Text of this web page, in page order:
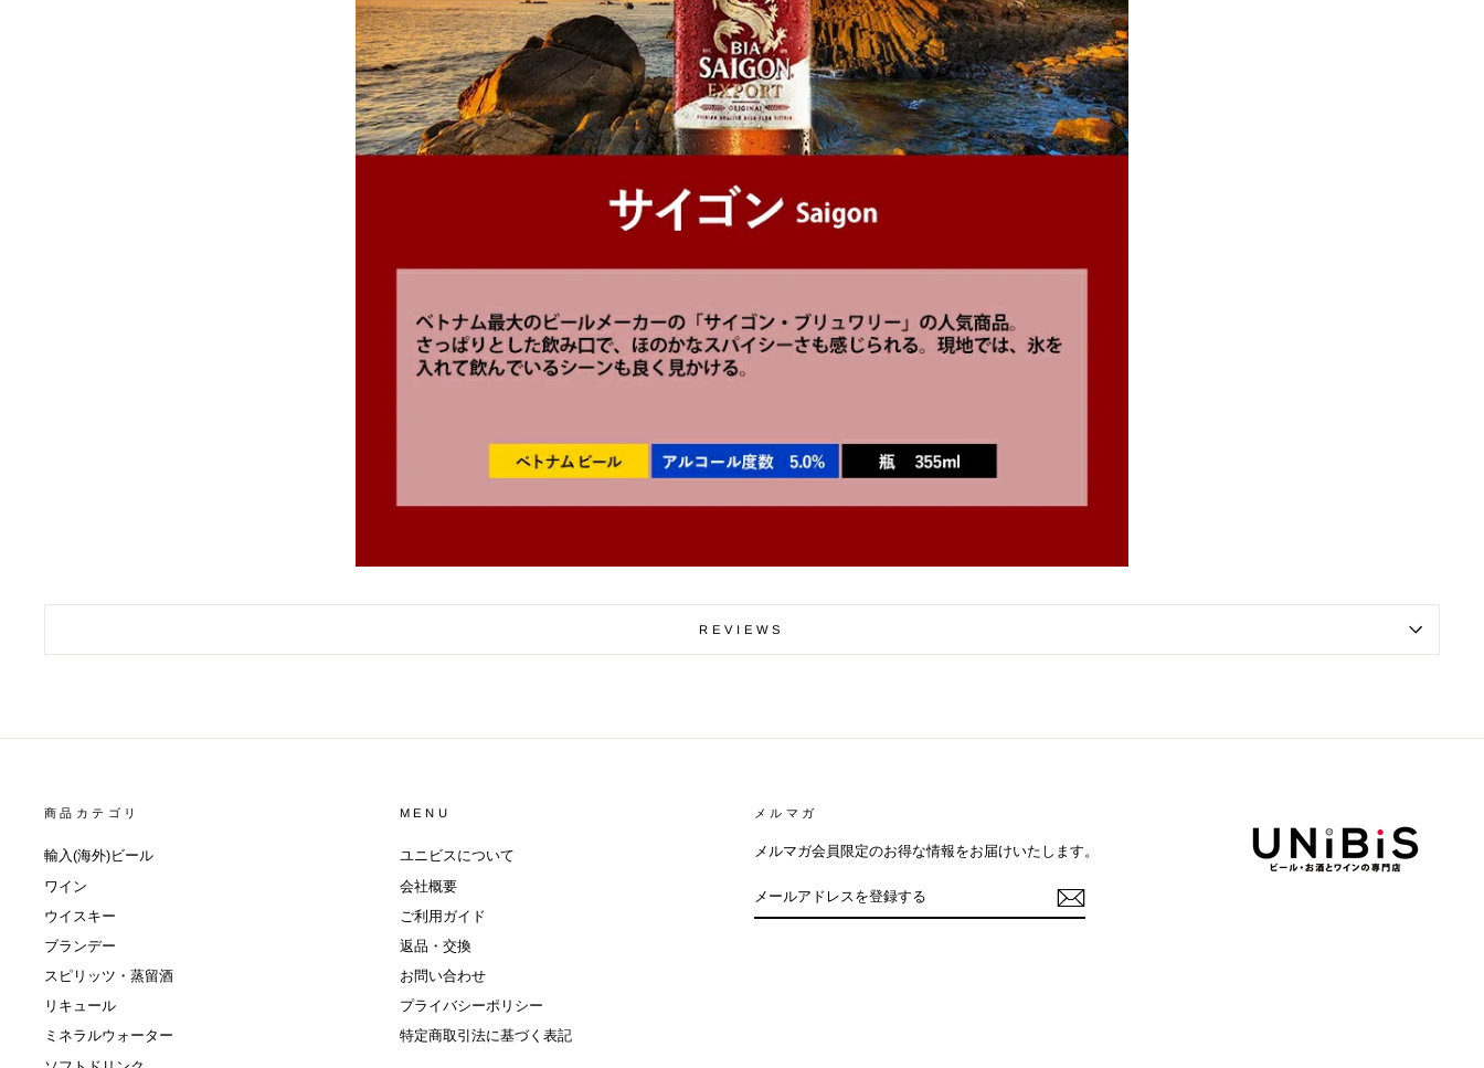
REVIEWS
商品カテゴリ
輸入(海外)ビール
ワイン
ウイスキー
ブランデー
スピリッツ・蒸留酒
リキュール
ミネラルウォーター
MENU
ユニビスについて
会社概要
ご利用ガイド
返品・交換
お問い合わせ
プライバシーポリシー
特定商取引法に基づく表記
メルマガ
メルマガ会員限定のお得な情報をお届けいたします。
ー
ア